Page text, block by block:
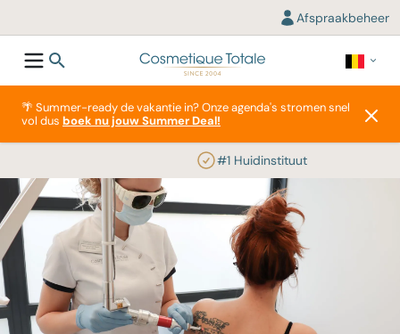
Afspraakbeheer
🌴 Summer-ready de vakantie in? Onze agenda's stromen snel
vol dus boek nu jouw Summer Deal!
#1 Huidinstituut